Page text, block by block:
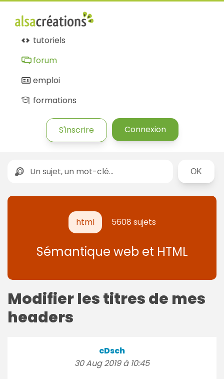
tutoriels
forum
emploi
formations
S'inscrire Connexion
Rechercher
html 5608 sujets
Sémantique web et HTML
Modifier les titres de mes
headers
cDsch
30 Aug 2019 à 10:45